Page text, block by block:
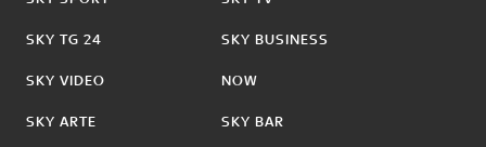
SKY TG 24
SKY VIDEO
SKY ARTE
SKY BUSINESS
NOW
SKY BAR